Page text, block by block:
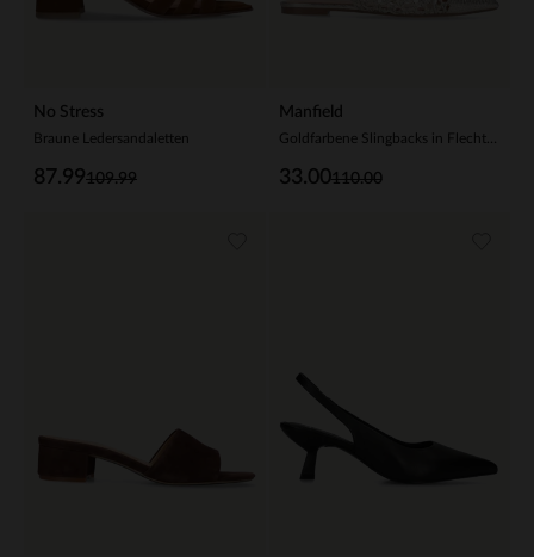
No Stress
Braune Ledersandaletten
109.99
87.99
Manfield
110.00
33.00